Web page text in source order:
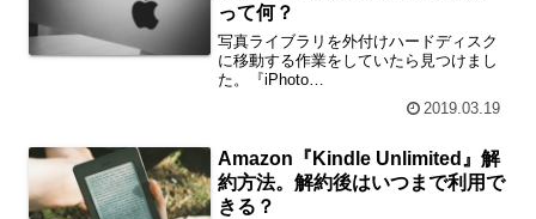
って何？
写真ライブラリを外付けハードディスク
に移動する作業をしていたら見つけまし
た。『iPhoto
Library.migratedphotolibrary』って何なの
ですかね。旧写真アプリ、『iPhoto』の
2019.03.19
Amazon『Kindle Unlimited』解
約方法。解約後はいつまで利用で
きる？